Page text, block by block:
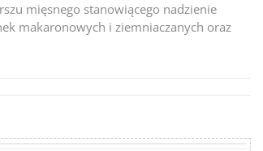
mięsnego stanowiącego nadzienie
makaronowych i ziemniaczanych oraz